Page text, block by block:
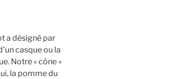
a désigné par
casque ou la
Notre « cône »
la pomme du